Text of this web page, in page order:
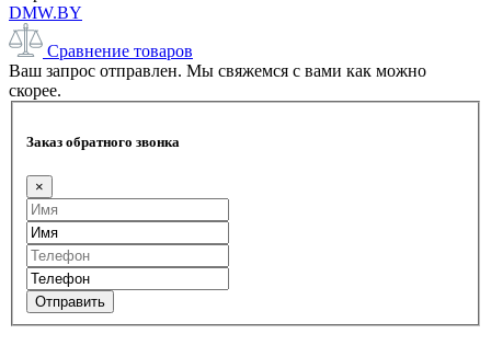
DMW.BY
Сравнение товаров
Ваш запрос отправлен. Мы свяжемся с вами как можно
скорее.
Заказ обратного звонка
×
Отправить